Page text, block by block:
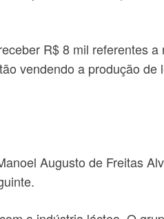
R$ 8 mil referentes a
vendendo a produção de
Augusto de Freitas